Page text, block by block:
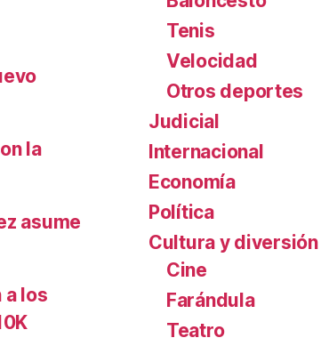
la
asume
a los
Tenis
Velocidad
Otros deportes
Judicial
Internacional
Economía
Política
Cultura y diversión
Cine
Farándula
Teatro